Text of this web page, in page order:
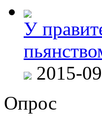
У
2015-
Опрос